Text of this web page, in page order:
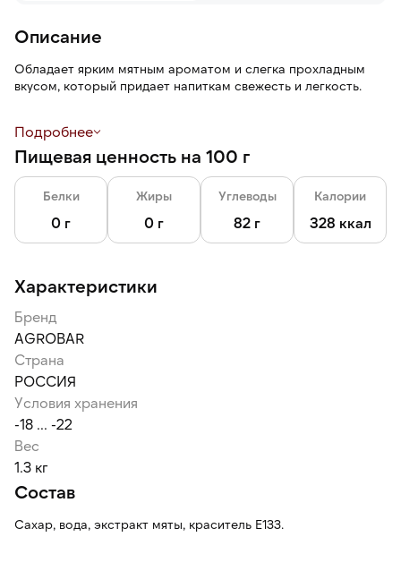
Описание
Обладает ярким мятным ароматом и слегка прохладным
вкусом, который придает напиткам свежесть и легкость.
коктейлей, лимонадов, смузи, десертов и выпечки.
Стеклянная бутылка экологична, безопасна, не пропускает
неприятные запахи и не влияет на вкус продукта, удобна в
использовании.
Подробнее
Пищевая ценность на 100 г
Белки
0 г
Жиры
0 г
Углеводы
82 г
Калории
328 ккал
Характеристики
Бренд
AGROBAR
Страна
РОССИЯ
Условия хранения
-18 ... -22
Вес
1.3 кг
Состав
Сахар, вода, экстракт мяты, краситель Е133.